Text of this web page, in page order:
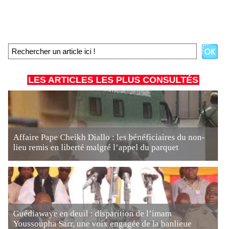
LES ARTICLES LES PLUS CONSULTÉS
Affaire Pape Cheikh Diallo : les bénéficiaires du non-
lieu remis en liberté malgré l’appel du parquet
Guédiawaye en deuil : disparition de l’imam
Youssoupha Sarr, une voix engagée de la banlieue